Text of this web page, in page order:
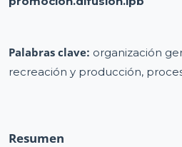
Palabras clave: organización
recreación y producción,
Resumen